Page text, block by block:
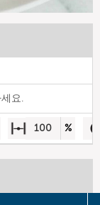
요.
100 %